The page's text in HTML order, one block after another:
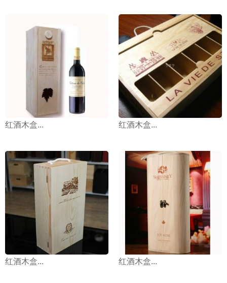
红酒木盒... 红酒木盒...
红酒木盒... 红酒木盒...